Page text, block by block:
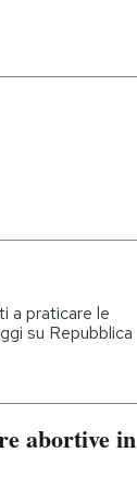
a praticare le
su Repubblica
abortive in